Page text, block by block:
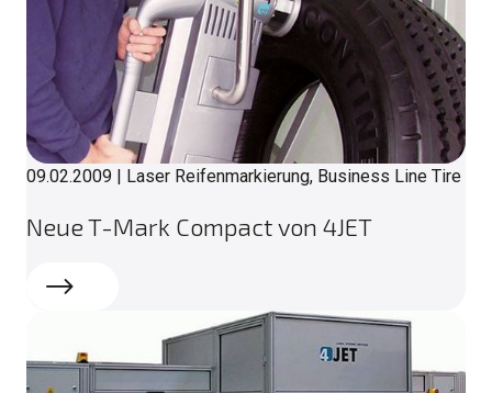
09.02.2009 | Laser Reifenmarkierung, Business Line Tire
Neue T-Mark Compact von 4JET
Weiterlesen